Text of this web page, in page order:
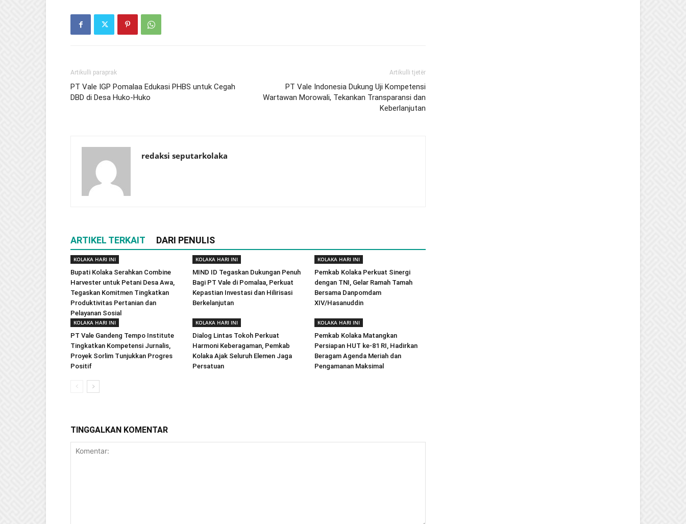
Artikulli paraprak
PT Vale IGP Pomalaa Edukasi PHBS untuk Cegah
DBD di Desa Huko-Huko
Artikulli tjetër
PT Vale Indonesia Dukung Uji Kompetensi
Wartawan Morowali, Tekankan Transparansi dan
Keberlanjutan
redaksi seputarkolaka
ARTIKEL TERKAIT DARI PENULIS
KOLAKA HARI INI
Bupati Kolaka Serahkan Combine
Harvester untuk Petani Desa Awa,
Tegaskan Komitmen Tingkatkan
Produktivitas Pertanian dan
Pelayanan Sosial
KOLAKA HARI INI
MIND ID Tegaskan Dukungan Penuh
Bagi PT Vale di Pomalaa, Perkuat
Kepastian Investasi dan Hilirisasi
Berkelanjutan
KOLAKA HARI INI
Pemkab Kolaka Perkuat Sinergi
dengan TNI, Gelar Ramah Tamah
Bersama Danpomdam
XIV/Hasanuddin
KOLAKA HARI INI
PT Vale Gandeng Tempo Institute
Tingkatkan Kompetensi Jurnalis,
Proyek Sorlim Tunjukkan Progres
Positif
KOLAKA HARI INI
Dialog Lintas Tokoh Perkuat
Harmoni Keberagaman, Pemkab
Kolaka Ajak Seluruh Elemen Jaga
Persatuan
KOLAKA HARI INI
Pemkab Kolaka Matangkan
Persiapan HUT ke-81 RI, Hadirkan
Beragam Agenda Meriah dan
Pengamanan Maksimal
TINGGALKAN KOMENTAR